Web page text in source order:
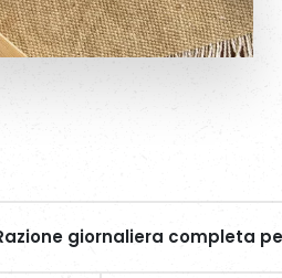
giornaliera completa